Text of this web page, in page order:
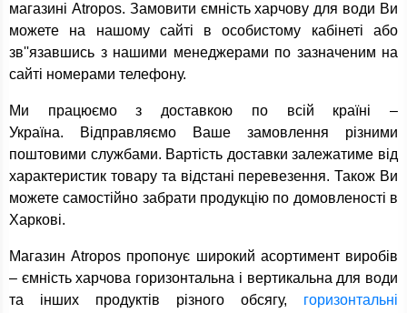
магазині Atropos. Замовити ємність харчову для води Ви
можете на нашому сайті в особистому кабінеті або
зв''язавшись з нашими менеджерами по зазначеним на
сайті номерами телефону.
Ми працюємо з доставкою по всій країні –
Україна. Відправляємо Ваше замовлення різними
поштовими службами. Вартість доставки залежатиме від
характеристик товару та відстані перевезення. Також Ви
можете самостійно забрати продукцію по домовленості в
Харкові.
Магазин Atropos пропонує широкий асортимент виробів
– ємність харчова горизонтальна і вертикальна для води
та інших продуктів різного обсягу, горизонтальні